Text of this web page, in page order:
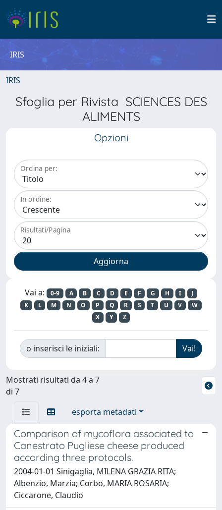
IRIS
IRIS
Sfoglia per Rivista SCIENCES DES
ALIMENTS
Opzioni
Ordina per:
In ordine:
Risultati/Pagina
Vai a: 0-9 A B C D E F G H I
J
K
L M N O P Q R S T U V
W
X
Y Z
o inserisci le iniziali:
Mostrati risultati da 4 a 7
di 7
esporta metadati
Comparison of mycoflora associated to
Canestrato Pugliese cheese produced
according three protocols.
2004-01-01 Sinigaglia, MILENA GRAZIA RITA;
Albenzio, Marzia; Corbo, MARIA ROSARIA;
Ciccarone, Claudio